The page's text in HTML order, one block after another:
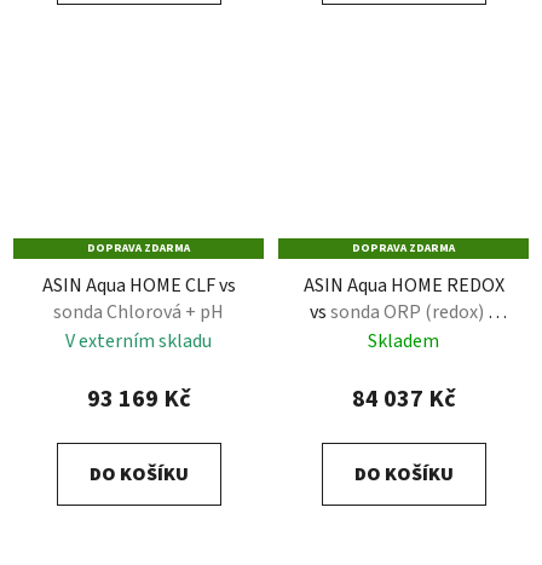
DOPRAVA ZDARMA
ASIN Aqua HOME CLF vs
sonda Chlorová + pH
V externím skladu
93 169 Kč
DO KOŠÍKU
DOPRAVA ZDARMA
ASIN Aqua HOME REDOX
vssonda ORP (redox) +
pH
Skladem
84 037 Kč
DO KOŠÍKU